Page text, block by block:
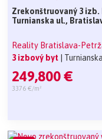
Zrekonštruovaný 3
Turnianska ul.,
Reality Bratislava-
3 izbový byt
| Turnianska
249,800 €
3376 €/m²